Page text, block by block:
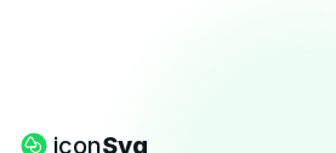
iconSvg